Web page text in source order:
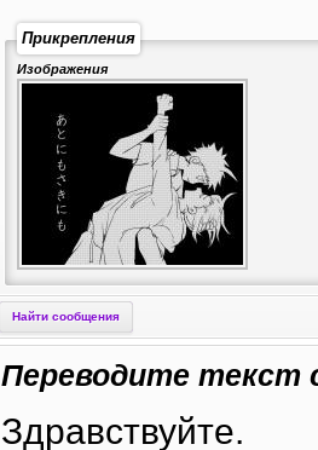
Прикрепления
Изображения
Найти сообщения
Переводите текст
Здравствуйте.